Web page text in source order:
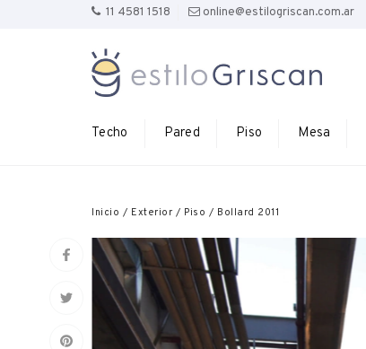
11 4581 1518 online@estilogriscan.com.ar
Techo Pared Piso Mesa
Inicio / Exterior / Piso / Bollard 2011